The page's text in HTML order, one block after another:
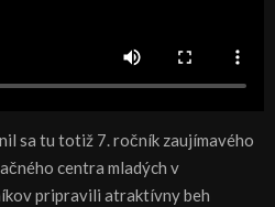
sa tu totiž 7. ročník zaujímavého
centra mladých v
pripravili atraktívny beh